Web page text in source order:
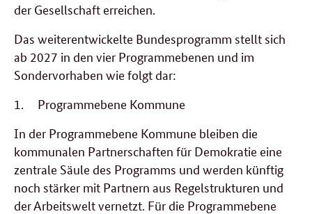
der Gesellschaft erreichen.
Das weiterentwickelte Bundesprogramm stellt sich
ab 2027 in den vier Programmebenen und im
Sondervorhaben wie folgt dar:
1. Programmebene Kommune
In der Programmebene Kommune bleiben die
kommunalen Partnerschaften für Demokratie eine
zentrale Säule des Programms und werden künftig
noch stärker mit Partnern aus Regelstrukturen und
der Arbeitswelt vernetzt. Für die Programmebene